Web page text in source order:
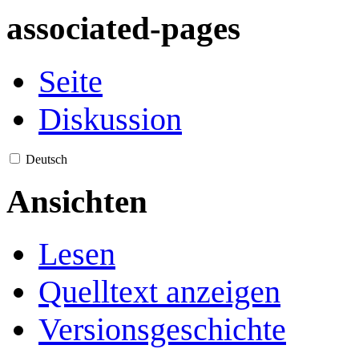
associated-pages
Seite
Diskussion
Deutsch
Ansichten
Lesen
Quelltext anzeigen
Versionsgeschichte